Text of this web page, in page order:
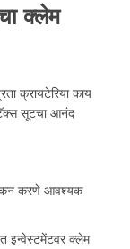
क्लेम
क्रायटेरिया काय
टॅक्स सूटचा आनंद
करणे आवश्यक
इन्वेस्टमेंटवर क्लेम